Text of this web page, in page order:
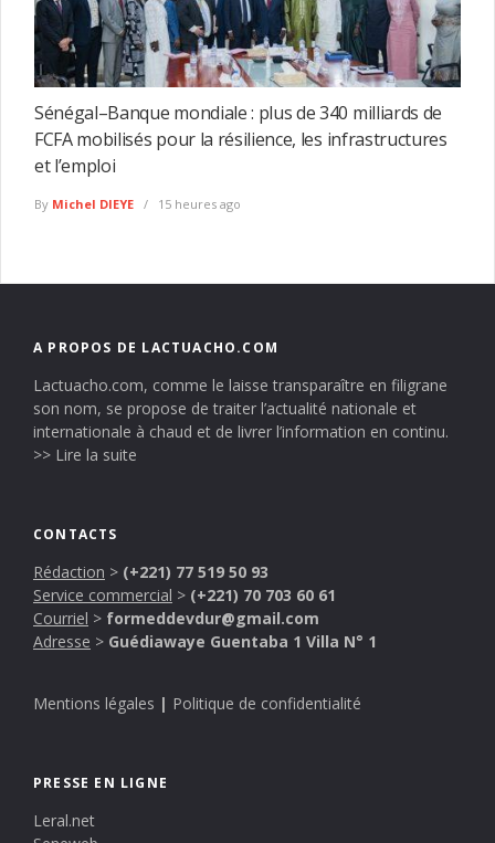
Sénégal–Banque mondiale : plus de 340 milliards de
FCFA mobilisés pour la résilience, les infrastructures
et l’emploi
By Michel DIEYE 15 heures ago
A PROPOS DE LACTUACHO.COM
Lactuacho.com, comme le laisse transparaître en filigrane
son nom, se propose de traiter l’actualité nationale et
internationale à chaud et de livrer l’information en continu.
>> Lire la suite
CONTACTS
Rédaction > (+221) 77 519 50 93
Service commercial > (+221) 70 703 60 61
Courriel > formeddevdur@gmail.com
Adresse > Guédiawaye Guentaba 1 Villa N° 1
Mentions légales | Politique de confidentialité
PRESSE EN LIGNE
Leral.net